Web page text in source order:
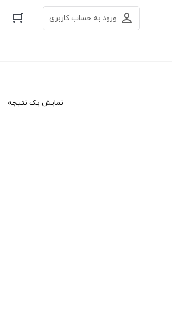
ورود به حساب کاربری
نمایش یک نتیجه